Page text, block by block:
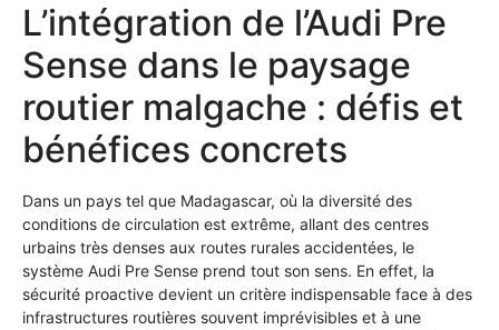
L’intégration de l’Audi Pre
Sense dans le paysage
routier malgache : défis et
bénéfices concrets
Dans un pays tel que Madagascar, où la diversité des
conditions de circulation est extrême, allant des centres
urbains très denses aux routes rurales accidentées, le
système Audi Pre Sense prend tout son sens. En effet, la
sécurité proactive devient un critère indispensable face à des
infrastructures routières souvent imprévisibles et à une